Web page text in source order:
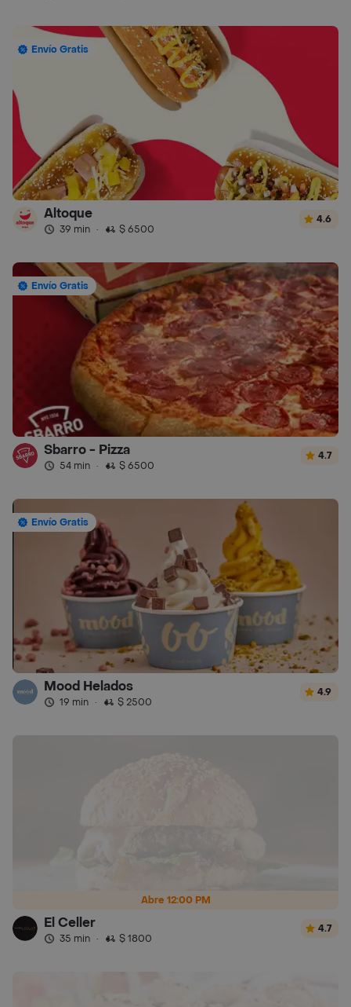
Envío Gratis
Altoque
39 min · $ 6500
4.6
Envío Gratis
Sbarro - Pizza
54 min · $ 6500
4.7
Envío Gratis
Mood Helados
19 min · $ 2500
4.9
Abre 12:00 PM
El Celler
35 min · $ 1800
4.7